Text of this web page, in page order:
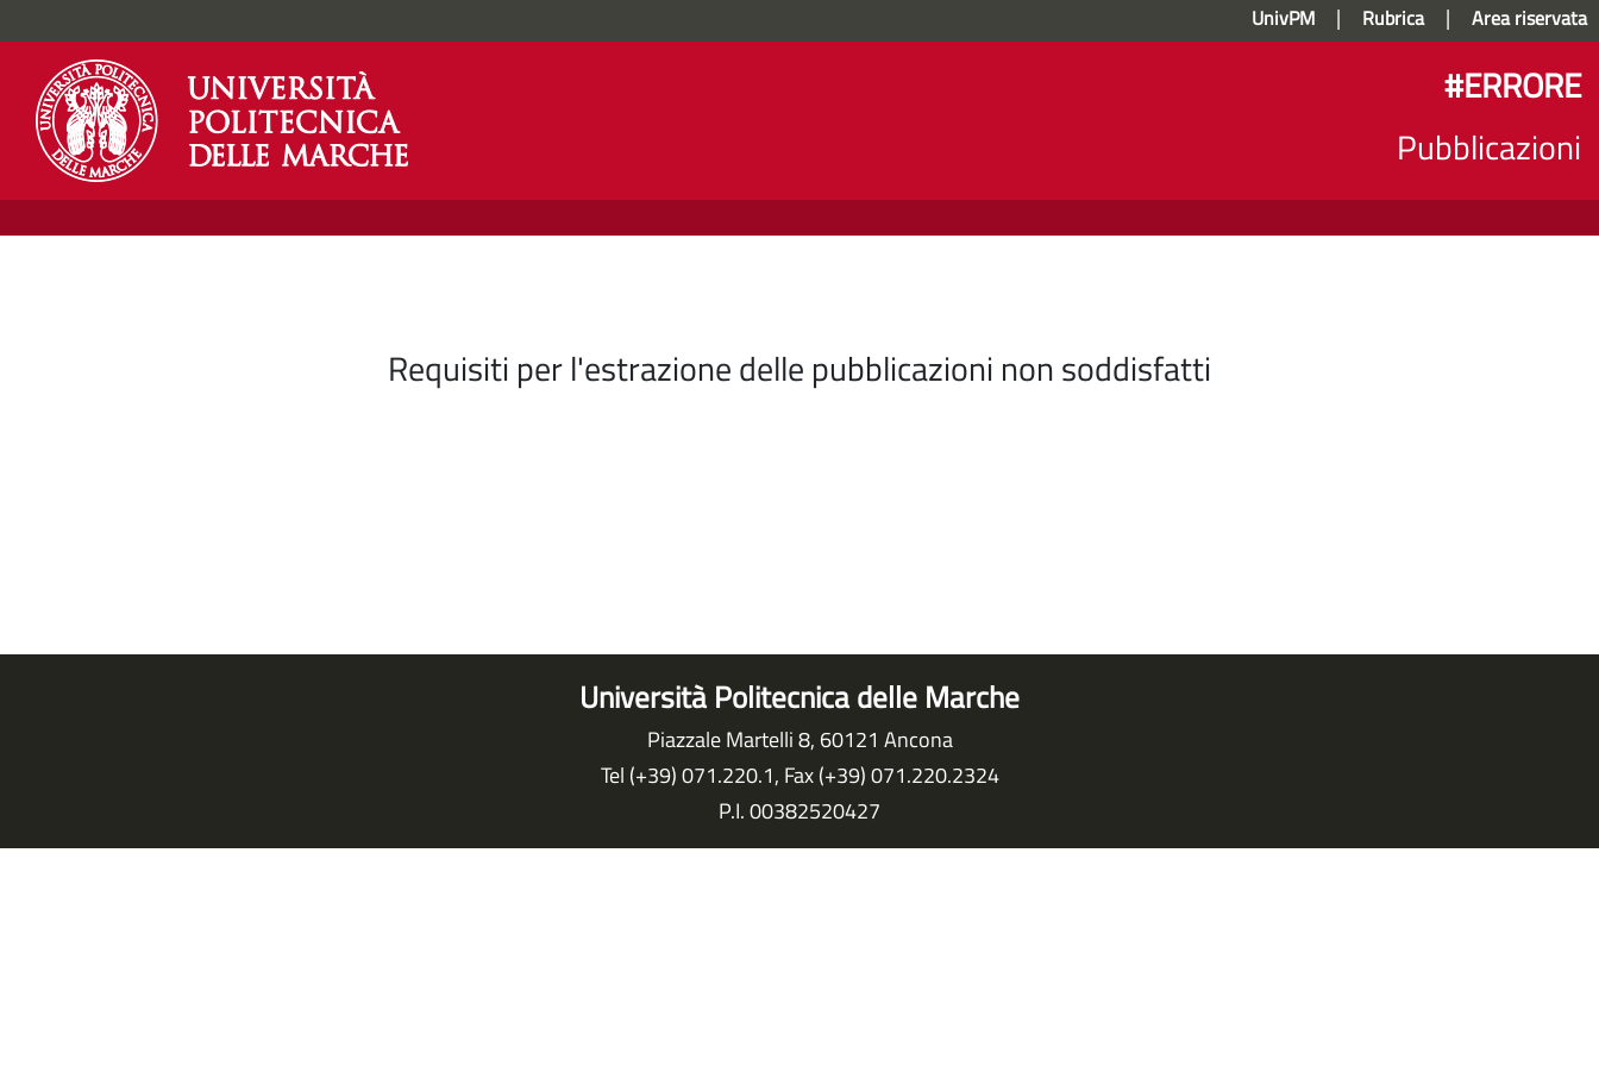
UnivPM | Rubrica | Area riservata
#ERRORE
Pubblicazioni
Requisiti per l'estrazione delle pubblicazioni non soddisfatti
Università Politecnica delle Marche
Piazzale Martelli 8, 60121 Ancona
Tel (+39) 071.220.1, Fax (+39) 071.220.2324
P.I. 00382520427